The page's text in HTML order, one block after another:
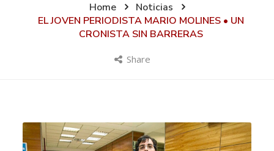
Home
Noticias
EL JOVEN PERIODISTA MARIO MOLINES • UN
CRONISTA SIN BARRERAS
Share